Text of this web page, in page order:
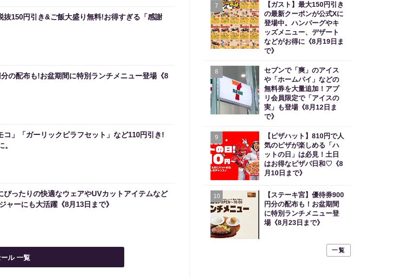
抜150円引き&ご飯大盛り無料!お得すぎる「感謝
分の配布も!お盆期間に特別ランチメニュー登場《8
コ」「ガーリックピラフセット」など110円引き!
ぴったりの快適なウェアやUVカットアイテムなど
ャーにも大活躍《8月13日まで》
ル 一覧
7
【ガスト】最大150円引き
の最新クーポンが公式Xに
登場中。ハンバーグやキ
ッズメニュー、デザート
などがお得に《8月19日ま
で》
8
セブンで「爽」のアイス
や「ホームパイ」などの
無料券を大量追加！アプ
リ会員限定で「アイスの
実」も登場《8月12日ま
で》
9
【ピザハット】810円で人
気のピザが楽しめる「ハ
ットの日」は必見！土日
はお得なピザパ日和♡《8
月10日まで》
10
【ステーキ宮】優待券900
円分の配布も！お盆期間
に特別ランチメニュー登
場《8月23日まで》
一覧